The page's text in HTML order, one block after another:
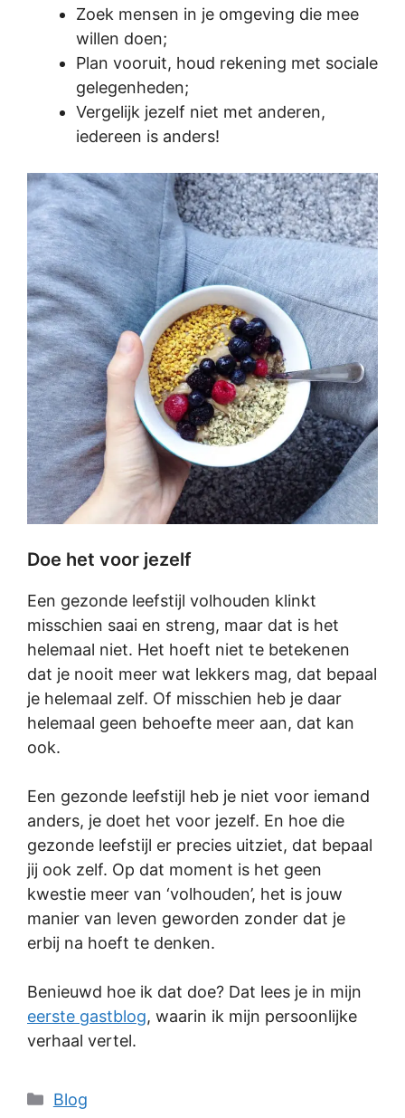
Zoek mensen in je omgeving die mee
willen doen;
Plan vooruit, houd rekening met sociale
gelegenheden;
Vergelijk jezelf niet met anderen,
iedereen is anders!
Doe het voor jezelf
Een gezonde leefstijl volhouden klinkt
misschien saai en streng, maar dat is het
helemaal niet. Het hoeft niet te betekenen
dat je nooit meer wat lekkers mag, dat bepaal
je helemaal zelf. Of misschien heb je daar
helemaal geen behoefte meer aan, dat kan
ook.
Een gezonde leefstijl heb je niet voor iemand
anders, je doet het voor jezelf. En hoe die
gezonde leefstijl er precies uitziet, dat bepaal
jij ook zelf. Op dat moment is het geen
kwestie meer van ‘volhouden’, het is jouw
manier van leven geworden zonder dat je
erbij na hoeft te denken.
Benieuwd hoe ik dat doe? Dat lees je in mijn
eerste gastblog, waarin ik mijn persoonlijke
verhaal vertel.
Categories
Blog